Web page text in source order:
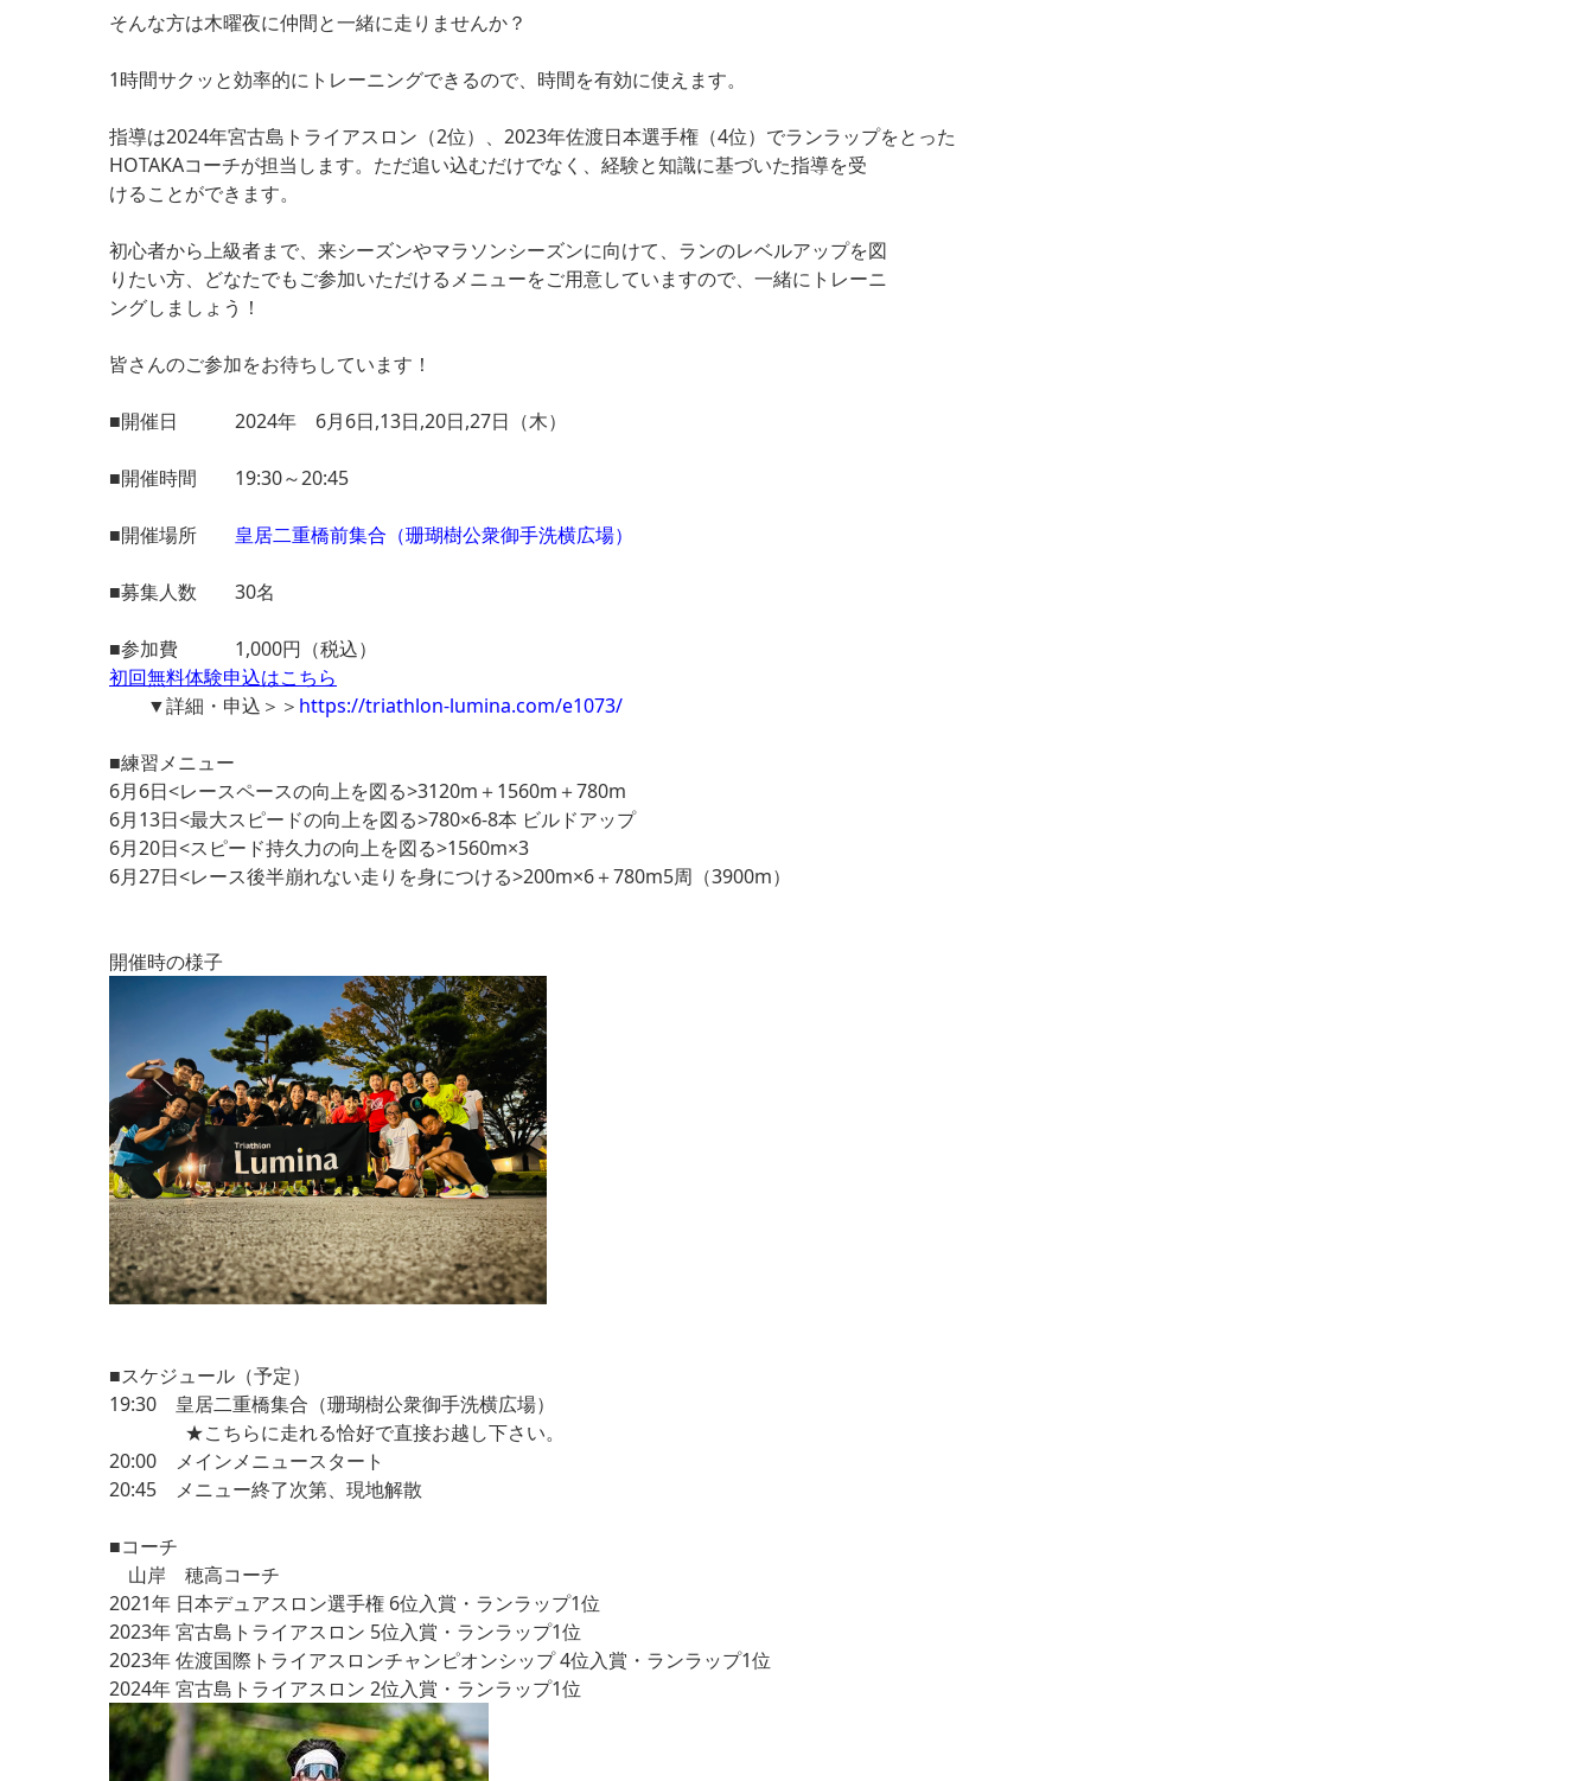
そんな方は木曜夜に仲間と一緒に走りませんか？
1時間サクッと効率的にトレーニングできるので、時間を有効に使えます。
指導は2024年宮古島トライアスロン（2位）、2023年佐渡日本選手権（4位）でランラップをとった
HOTAKAコーチが担当します。ただ追い込むだけでなく、経験と知識に基づいた指導を受
けることができます。
初心者から上級者まで、来シーズンやマラソンシーズンに向けて、ランのレベルアップを図
りたい方、どなたでもご参加いただけるメニューをご用意していますので、一緒にトレーニ
ングしましょう！
皆さんのご参加をお待ちしています！
■開催日 2024年 6月6日,13日,20日,27日（木）
■開催時間 19:30～20:45
■開催場所 皇居二重橋前集合（珊瑚樹公衆御手洗横広場）
■募集人数 30名
■参加費 1,000円（税込）
初回無料体験申込はこちら
▼詳細・申込＞＞ https://triathlon-lumina.com/e1073/
■練習メニュー
6月6日<レースペースの向上を図る>3120m＋1560m＋780m
6月13日<最大スピードの向上を図る>780×6-8本 ビルドアップ
6月20日<スピード持久力の向上を図る>1560m×3
6月27日<レース後半崩れない走りを身につける>200m×6＋780m5周（3900m）
開催時の様子
■スケジュール（予定）
19:30 皇居二重橋集合（珊瑚樹公衆御手洗横広場）
★こちらに走れる恰好で直接お越し下さい。
20:00 メインメニュースタート
20:45 メニュー終了次第、現地解散
■コーチ
山岸 穂高コーチ
2021年 日本デュアスロン選手権 6位入賞・ランラップ1位
2023年 宮古島トライアスロン 5位入賞・ランラップ1位
2023年 佐渡国際トライアスロンチャンピオンシップ 4位入賞・ランラップ1位
2024年 宮古島トライアスロン 2位入賞・ランラップ1位